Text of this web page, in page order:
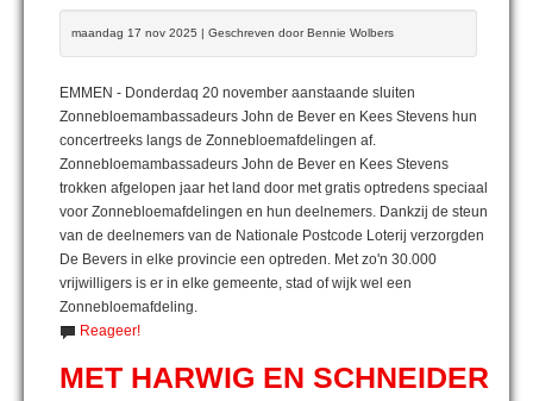
maandag 17 nov 2025 | Geschreven door Bennie Wolbers
EMMEN - Donderdaq 20 november aanstaande sluiten
Zonnebloemambassadeurs John de Bever en Kees Stevens hun
concertreeks langs de Zonnebloemafdelingen af.
Zonnebloemambassadeurs John de Bever en Kees Stevens
trokken afgelopen jaar het land door met gratis optredens speciaal
voor Zonnebloemafdelingen en hun deelnemers. Dankzij de steun
van de deelnemers van de Nationale Postcode Loterij verzorgden
De Bevers in elke provincie een optreden. Met zo'n 30.000
vrijwilligers is er in elke gemeente, stad of wijk wel een
Zonnebloemafdeling.
Reageer!
MET HARWIG EN SCHNEIDER